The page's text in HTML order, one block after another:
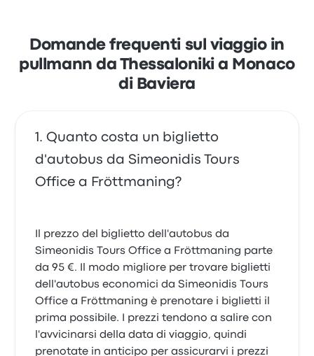
Domande frequenti sul viaggio in
pullmann da Thessaloniki a Monaco
di Baviera
Quanto costa un biglietto
d'autobus da Simeonidis Tours
Office a Fröttmaning?
Il prezzo del biglietto dell'autobus da
Simeonidis Tours Office a Fröttmaning parte
da 95 €. Il modo migliore per trovare biglietti
dell'autobus economici da Simeonidis Tours
Office a Fröttmaning è prenotare i biglietti il
prima possibile. I prezzi tendono a salire con
l'avvicinarsi della data di viaggio, quindi
prenotate in anticipo per assicurarvi i prezzi